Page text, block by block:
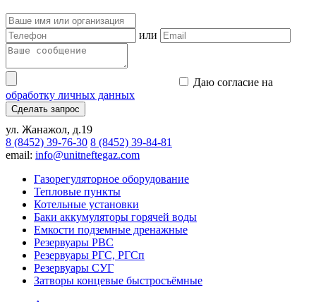
или
Даю согласие на
обработку личных данных
Сделать запрос
ул. Жанажол, д.19
8 (8452) 39-76-30 8 (8452) 39-84-81
email: info@unitneftegaz.com
Газорегуляторное оборудование
Тепловые пункты
Котельные установки
Баки аккумуляторы горячей воды
Емкости подземные дренажные
Резервуары РВС
Резервуары РГС, РГСп
Резервуары СУГ
Затворы концевые быстросъёмные